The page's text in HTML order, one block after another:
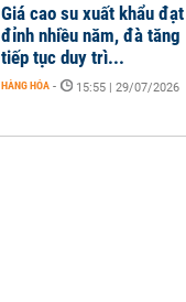
Giá cao su xuất khẩu đạt
đỉnh nhiều năm, đà tăng
tiếp tục duy trì...
HÀNG HÓA - 15:55 | 29/07/2026